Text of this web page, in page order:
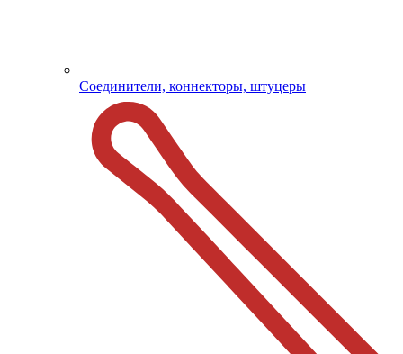
Соединители, коннекторы, штуцеры